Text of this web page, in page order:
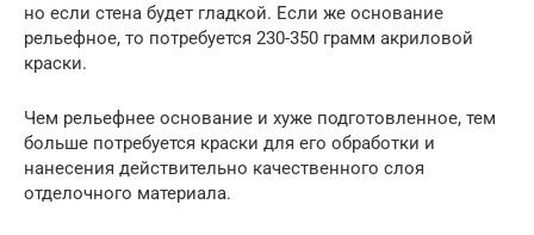
но если стена будет гладкой. Если же основание
рельефное, то потребуется 230-350 грамм акриловой
краски.
Чем рельефнее основание и хуже подготовленное, тем
больше потребуется краски для его обработки и
нанесения действительно качественного слоя
отделочного материала.